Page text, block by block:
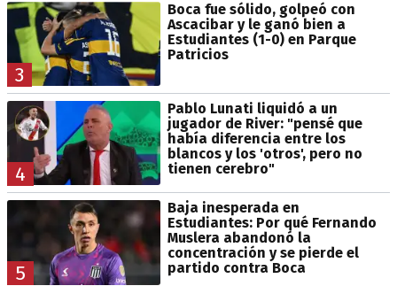
3
Boca fue sólido, golpeó con
Ascacibar y le ganó bien a
Estudiantes (1-0) en Parque
Patricios
4
Pablo Lunati liquidó a un
jugador de River: "pensé que
había diferencia entre los
blancos y los 'otros', pero no
tienen cerebro"
5
Baja inesperada en
Estudiantes: Por qué Fernando
Muslera abandonó la
concentración y se pierde el
partido contra Boca